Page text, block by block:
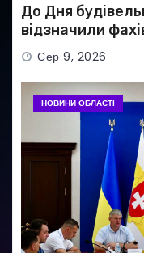
До Дня
відзначили
Сер 9, 2026
НОВИНИ ОБЛАСТІ